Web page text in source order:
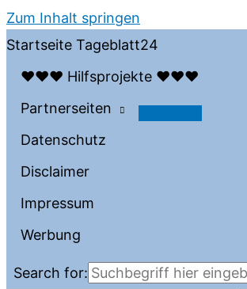
Zum Inhalt springen
Startseite Tageblatt24
♥♥♥ Hilfsprojekte ♥♥♥
Partnerseiten
Datenschutz
Disclaimer
Impressum
Werbung
Search for: